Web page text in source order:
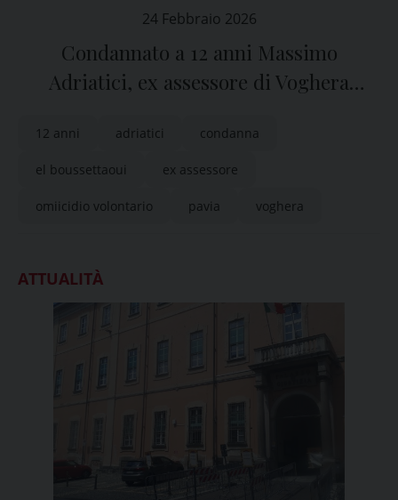
24 Febbraio 2026
Condannato a 12 anni Massimo
Adriatici, ex assessore di Voghera
12 anni adriatici condanna
el boussettaoui ex assessore
omiicidio volontario pavia voghera
ATTUALITÀ